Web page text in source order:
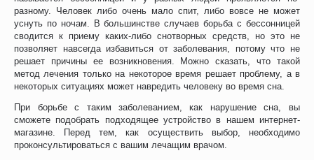
разному. Человек либо очень мало спит, либо вовсе не может
уснуть по ночам. В большинстве случаев борьба с бессонницей
сводится к приему каких-либо снотворных средств, но это не
позволяет навсегда избавиться от заболевания, потому что не
решает причины ее возникновения. Можно сказать, что такой
метод лечения только на некоторое время решает проблему, а в
некоторых ситуациях может навредить человеку во время сна.
При борьбе с таким заболеванием, как нарушение сна, вы
сможете подобрать подходящее устройство в нашем интернет-
магазине. Перед тем, как осуществить выбор, необходимо
проконсультироваться с вашим лечащим врачом.